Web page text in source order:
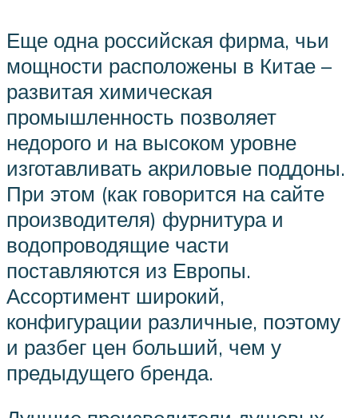
Еще одна российская фирма, чьи
мощности расположены в Китае –
развитая химическая
промышленность позволяет
недорого и на высоком уровне
изготавливать акриловые поддоны.
При этом (как говорится на сайте
производителя) фурнитура и
водопроводящие части
поставляются из Европы.
Ассортимент широкий,
конфигурации различные, поэтому
и разбег цен больший, чем у
предыдущего бренда.